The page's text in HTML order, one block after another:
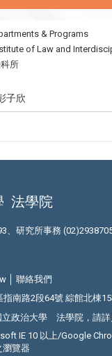
& Programs
of Law and
所
子欣
法學院
、研究所事務
│聯絡我們
指南路2段64號 綜館北棟
立政治大學 法學院，請
IE 10 以上/Google
瀏覽器